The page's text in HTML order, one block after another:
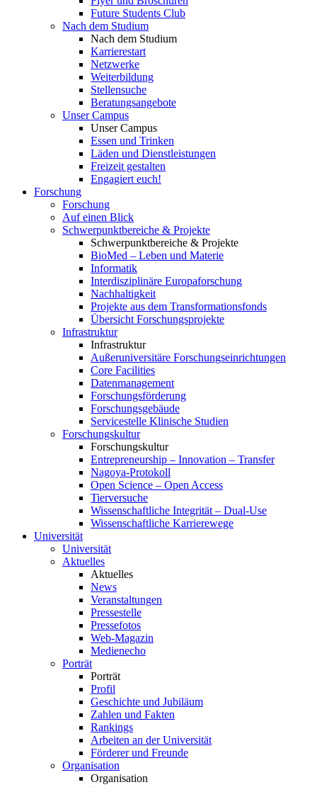
Future Students Club
Nach dem Studium
Nach dem Studium
Karrierestart
Netzwerke
Weiterbildung
Stellensuche
Beratungsangebote
Unser Campus
Unser Campus
Essen und Trinken
Läden und Dienstleistungen
Freizeit gestalten
Engagiert euch!
Forschung
Forschung
Auf einen Blick
Schwerpunktbereiche & Projekte
Schwerpunktbereiche & Projekte
BioMed – Leben und Materie
Informatik
Interdisziplinäre Europaforschung
Nachhaltigkeit
Projekte aus dem Transformationsfonds
Übersicht Forschungsprojekte
Infrastruktur
Infrastruktur
Außeruniversitäre Forschungseinrichtungen
Core Facilities
Datenmanagement
Forschungsförderung
Forschungsgebäude
Servicestelle Klinische Studien
Forschungskultur
Forschungskultur
Entrepreneurship – Innovation – Transfer
Nagoya-Protokoll
Open Science – Open Access
Tierversuche
Wissenschaftliche Integrität – Dual-Use
Wissenschaftliche Karrierewege
Universität
Universität
Aktuelles
Aktuelles
News
Veranstaltungen
Pressestelle
Pressefotos
Web-Magazin
Medienecho
Porträt
Porträt
Profil
Geschichte und Jubiläum
Zahlen und Fakten
Rankings
Arbeiten an der Universität
Förderer und Freunde
Organisation
Organisation